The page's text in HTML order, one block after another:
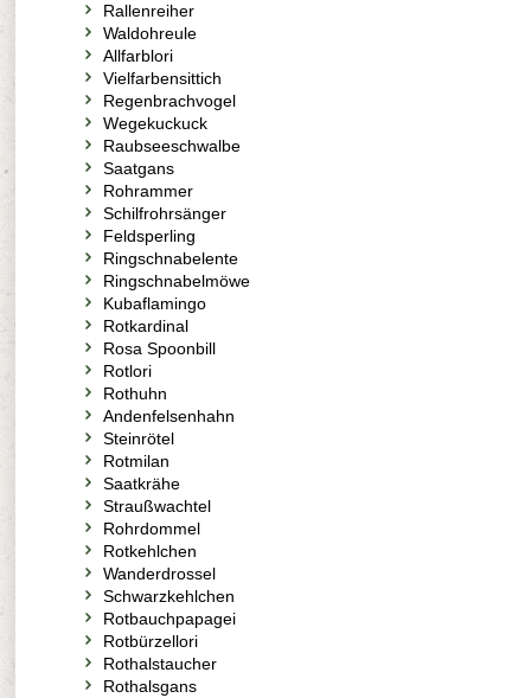
Rallenreiher
Waldohreule
Allfarblori
Vielfarbensittich
Regenbrachvogel
Wegekuckuck
Raubseeschwalbe
Saatgans
Rohrammer
Schilfrohrsänger
Feldsperling
Ringschnabelente
Ringschnabelmöwe
Kubaflamingo
Rotkardinal
Rosa Spoonbill
Rotlori
Rothuhn
Andenfelsenhahn
Steinrötel
Rotmilan
Saatkrähe
Straußwachtel
Rohrdommel
Rotkehlchen
Wanderdrossel
Schwarzkehlchen
Rotbauchpapagei
Rotbürzellori
Rothalstaucher
Rothalsgans